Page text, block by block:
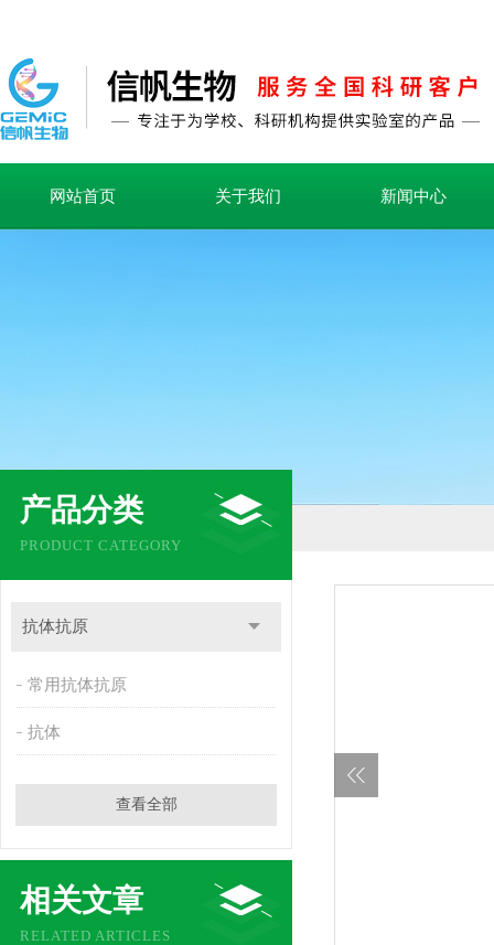
网站首页 关于我们 新闻中心
产品分类
PRODUCT CATEGORY
抗体抗原
常用抗体抗原
抗体
查看全部
相关文章
RELATED ARTICLES